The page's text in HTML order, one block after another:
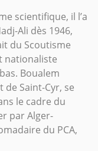
scientifique, il l’a
Ali dès 1946,
du Scoutisme
nationaliste
Boualem
Saint-Cyr, se
le cadre du
par Alger-
du PCA,